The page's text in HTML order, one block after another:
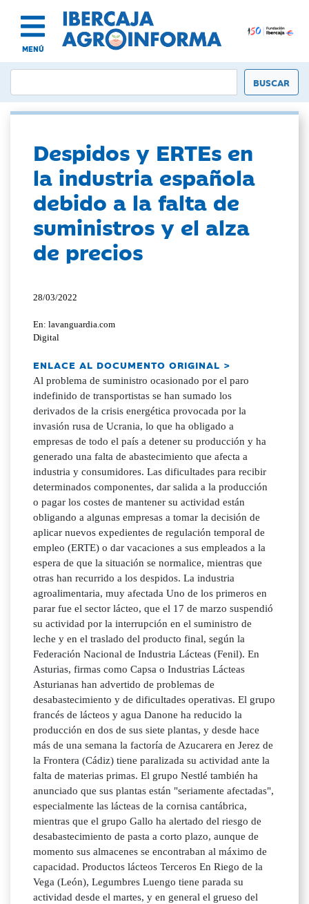
MENÚ
Despidos y ERTEs en
la industria española
debido a la falta de
suministros y el alza
de precios
28/03/2022
En: lavanguardia.com
Digital
ENLACE AL DOCUMENTO ORIGINAL >
Al problema de suministro ocasionado por el paro
indefinido de transportistas se han sumado los
derivados de la crisis energética provocada por la
invasión rusa de Ucrania, lo que ha obligado a
empresas de todo el país a detener su producción y ha
generado una falta de abastecimiento que afecta a
industria y consumidores. Las dificultades para recibir
determinados componentes, dar salida a la producción
o pagar los costes de mantener su actividad están
obligando a algunas empresas a tomar la decisión de
aplicar nuevos expedientes de regulación temporal de
empleo (ERTE) o dar vacaciones a sus empleados a la
espera de que la situación se normalice, mientras que
otras han recurrido a los despidos. La industria
agroalimentaria, muy afectada Uno de los primeros en
parar fue el sector lácteo, que el 17 de marzo suspendió
su actividad por la interrupción en el suministro de
leche y en el traslado del producto final, según la
Federación Nacional de Industria Lácteas (Fenil). En
Asturias, firmas como Capsa o Industrias Lácteas
Asturianas han advertido de problemas de
desabastecimiento y de dificultades operativas. El grupo
francés de lácteos y agua Danone ha reducido la
producción en dos de sus siete plantas, y desde hace
más de una semana la factoría de Azucarera en Jerez de
la Frontera (Cádiz) tiene paralizada su actividad ante la
falta de materias primas. El grupo Nestlé también ha
anunciado que sus plantas están "seriamente afectadas",
especialmente las lácteas de la cornisa cantábrica,
mientras que el grupo Gallo ha alertado del riesgo de
desabastecimiento de pasta a corto plazo, aunque de
momento sus almacenes se encontraban al máximo de
capacidad. Productos lácteos Terceros En Riego de la
Vega (León), Legumbres Luengo tiene parada su
actividad desde el martes, y en general el grueso del